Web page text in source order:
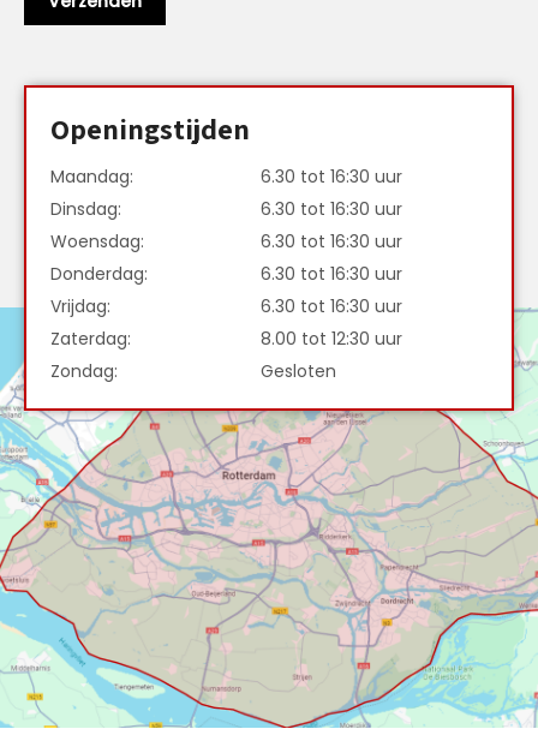
Openingstijden
Maandag:
6.30 tot 16:30 uur
Dinsdag:
6.30 tot 16:30 uur
Woensdag:
6.30 tot 16:30 uur
Donderdag:
6.30 tot 16:30 uur
Vrijdag:
6.30 tot 16:30 uur
Zaterdag:
8.00 tot 12:30 uur
Zondag:
Gesloten